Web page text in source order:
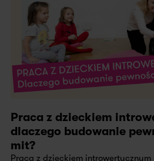
Praca z dzieckiem
dlaczego budowanie
mit?
Praca z dzieckiem introwertycznym